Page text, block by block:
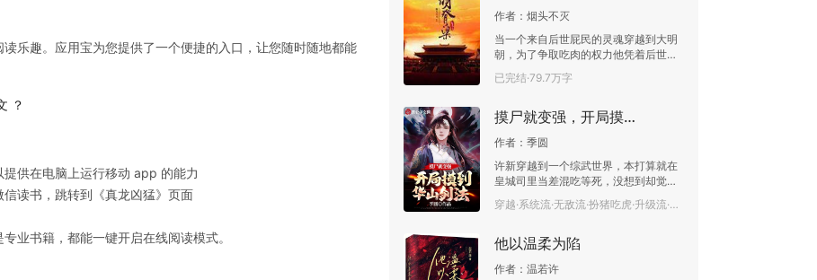
乐趣。应用宝为您提供了一个便捷的入口，让您随时随地都能
？
供在电脑上运行移动 app 的能力
读书，跳转到《真龙凶猛》页面
业书籍，都能一键开启在线阅读模式。
中体验到真实的修炼效果。 “神武界是
一款为玩家考虑的游戏，绝对没有任何
充值途径。” 陆羽默默的看了眼只有自
值，不氪金的游戏是没有灵魂的游戏。
作者： 烟头不灭
当一个来自后世屁民的灵魂穿越到大明
朝，为了争取吃肉的权力他凭着后世的
学识一步一步的朝着人生的方向奋进，
然而身在庙堂身不由己.....保护最爱的
回过头时，才发现，不知不觉中他已经
的世代，这是一个用金钱作为武器的世
代，嘉靖元年....在蜀中的一个小山村拉
开了帷幕！
已完结·79.7万字
摸尸就变强，开局摸到华山剑法
作者： 季圆
许新穿越到一个综武世界，本打算就在
皇城司里当差混吃等死，没想到却觉醒
了摸尸系统，摸尸就能获取对方生前的
物品、武学、内力…… 护龙山庄？ 段天
啊？ 上官海棠，你就别死了，咱俩……
命十五剑后再死哈！ 慕容复？斗转星移
穿越·系统流·无敌流·扮猪吃虎·升级流·开局流·轻松·已完结·90.8万字
他以温柔为陷
作者： 温若许